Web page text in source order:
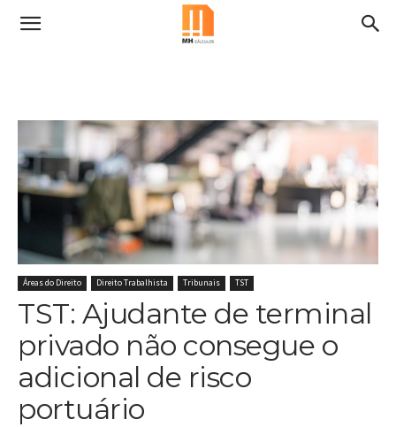
Áreas do Direito Direito Trabalhista Tribunais TST
TST: Ajudante de terminal
privado não consegue o
adicional de risco
portuário